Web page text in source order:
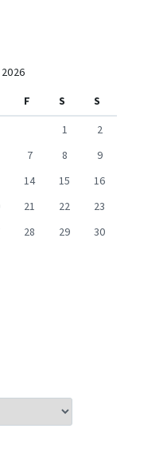
F S
S
1
2
7 8
9
14 15
16
21 22
23
28 29
30